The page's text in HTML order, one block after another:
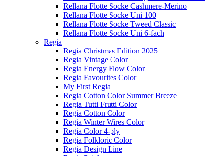
Rellana Flotte Socke Cashmere-Merino
Rellana Flotte Socke Uni 100
Rellana Flotte Socke Tweed Classic
Rellana Flotte Socke Uni 6-fach
Regia
Regia Christmas Edition 2025
Regia Vintage Color
Regia Energy Flow Color
Regia Favourites Color
My First Regia
Regia Cotton Color Summer Breeze
Regia Tutti Frutti Color
Regia Cotton Color
Regia Winter Wires Color
Regia Color 4-ply
Regia Folkloric Color
Regia Design Line